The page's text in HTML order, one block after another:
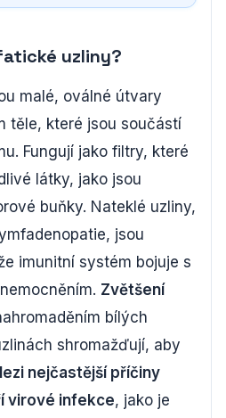
uzliny?
malé, oválné útvary
těle, které jsou součástí
Fungují jako filtry, které
látky, jako jsou
buňky. Nateklé uzliny,
jsou
imunitní systém bojuje s
Zvětšení
bílých
shromažďují, aby
nejčastější příčiny
virové infekce, jako je